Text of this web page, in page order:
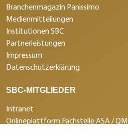
Branchenmagazin Panissimo
Medienmitteilungen
Institutionen SBC
Partnerleistungen
Impressum
Datenschutzerklärung
SBC-MITGLIEDER
Intranet
Onlineplattform Fachstelle ASA / QM